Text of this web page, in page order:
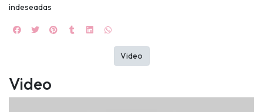
indeseadas
Video
Video